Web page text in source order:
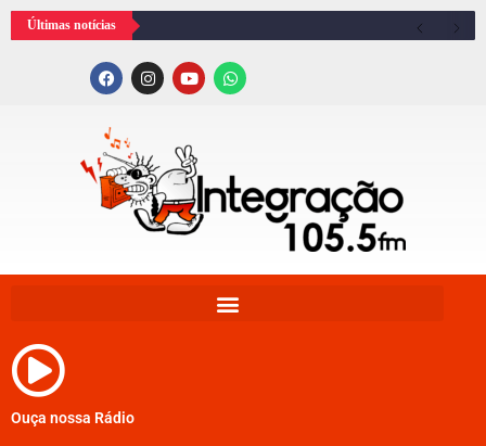
Últimas notícias
Ouça nossa Rádio